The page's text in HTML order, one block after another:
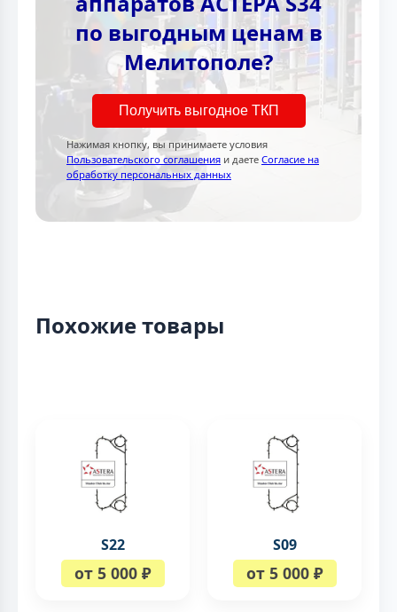
по выгодным ценам в
Мелитополе?
Получить выгодное ТКП
Нажимая кнопку, вы принимаете условия
Пользовательского соглашения и даете Согласие на
обработку персональных данных
Похожие товары
S22
от 5 000 ₽
S09
от 5 000 ₽